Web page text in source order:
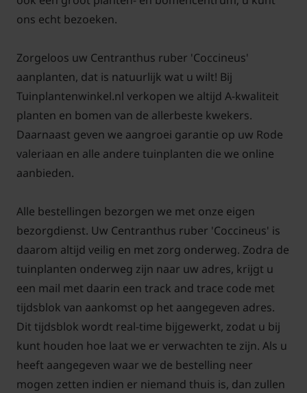
zodat nieuwe, frisse scheuten voldoende licht en
Veelgestelde vragen over
Centranthus ruber 'Coccineus'
Wat is de beste standplaats voor de
De Nederlandse naam van de Centranthus ruber
'Coccineus' is Rode Spoorbloem of wordt ook wel
Rode Valeriaan genoemd. Omdat deze in Nederland
veel langs de spoorweg groeit wordt deze dus Rode
spoorbloem genoemd. De standplaats voor
Centranthus ruber 'Coccineus' is graag in de volle
zon. Kalkrijke grond of wat steenachtige grond is
helemaal prima. In de border mag deze gerust
tegen muren gezet worden en kan dus als rotsplant
gebruikt worden.
ons echt bezoeken.
Zorgeloos uw Centranthus ruber 'Coccineus'
aanplanten, dat is natuurlijk wat u wilt! Bij
Tuinplantenwinkel.nl verkopen we altijd A-kwaliteit
planten en bomen van de allerbeste kwekers.
Daarnaast geven we aangroei garantie op uw Rode
valeriaan en alle andere tuinplanten die we online
aanbieden.
Alle bestellingen bezorgen we met onze eigen
bezorgdienst. Uw Centranthus ruber 'Coccineus' is
daarom altijd veilig en met zorg onderweg. Zodra de
tuinplanten onderweg zijn naar uw adres, krijgt u
een mail met daarin een track and trace code met
tijdsblok van aankomst op het aangegeven adres.
Dit tijdsblok wordt real-time bijgewerkt, zodat u bij
kunt houden hoe laat we er verwachten te zijn. Als u
heeft aangegeven waar we de bestelling neer
mogen zetten indien er niemand thuis is, dan zullen